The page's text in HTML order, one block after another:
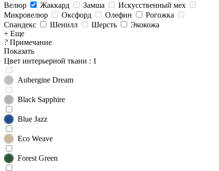
Велюр
Жаккард Замша
Искусственный мех
Микровелюр
Оксфорд Олефин
Рогожка
Спандекс
Шенилл Шерсть
Экокожа
+ Еще
? Примечание
Показать
Цвет интерьерной ткани : 1
Aubergine Dream
Black Sapphire
Blue Jazz
Eco Weave
Forest Green